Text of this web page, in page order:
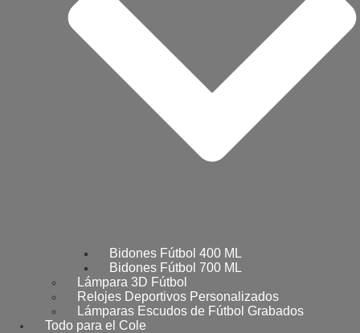
Bidones Fútbol 400 ML
Bidones Fútbol 700 ML
Lámpara 3D Fútbol
Relojes Deportivos Personalizados
Lámparas Escudos de Fútbol Grabados
Todo para el Cole